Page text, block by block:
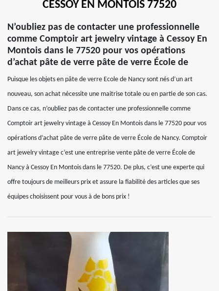
CESSOY EN MONTOIS 77520
N’oubliez pas de contacter une professionnelle
comme Comptoir art jewelry vintage à Cessoy En
Montois dans le 77520 pour vos opérations
d’achat pâte de verre pâte de verre École de
Puisque les objets en pâte de verre Ecole de Nancy sont nés d’un art
nouveau, son achat nécessite une maitrise totale ou en partie de son cas.
Dans ce cas, n’oubliez pas de contacter une professionnelle comme
Comptoir art jewelry vintage à Cessoy En Montois dans le 77520 pour vos
opérations d’achat pâte de verre pâte de verre École de Nancy. Comptoir
art jewelry vintage c’est une entreprise vente pâte de verre École de
Nancy à Cessoy En Montois dans le 77520. De plus, c’est une experte qui
offre toujours de meilleurs prix et assure la fiabilité des articles que ses
équipes choisissent pour vous à de bons prix !